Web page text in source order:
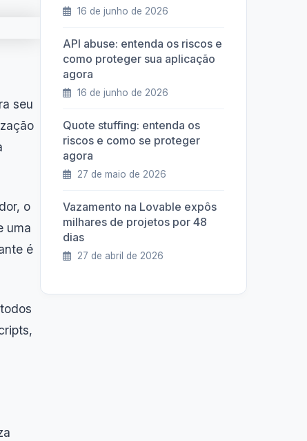
seu
o
uma
é
16 de junho de 2026
API abuse: entenda os riscos e
como proteger sua aplicação
agora
16 de junho de 2026
Quote stuffing: entenda os
riscos e como se proteger
agora
27 de maio de 2026
Vazamento na Lovable expôs
milhares de projetos por 48
dias
27 de abril de 2026